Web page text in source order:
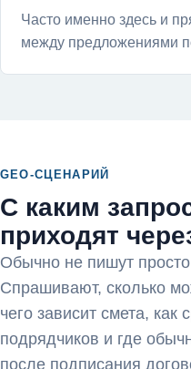
Часто именно здесь и
между предложениями
GEO-СЦЕНАРИЙ
С каким
приходят
Обычно не пишут
Спрашивают, сколько
чего зависит смета,
подрядчиков и где
после подписания